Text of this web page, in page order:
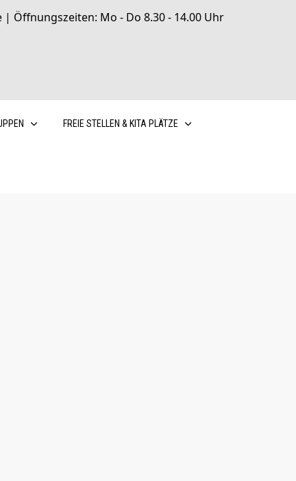
Öffnungszeiten: Mo - Do 8.30 - 14.00 Uhr
FREIE STELLEN & KITA PLÄTZE